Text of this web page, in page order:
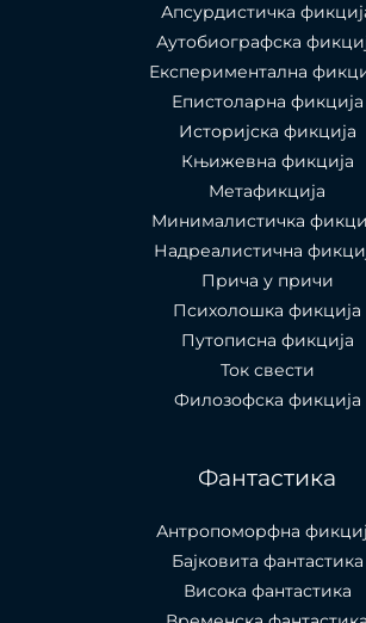
Апсурдистичка
Аутобиографска
Експериментална
Епистоларна фикција
Историјска фикција
Књижевна фикција
Метафикција
Минималистичка
Надреалистична
Прича у причи
Психолошкa фикција
Путописна фикција
Ток свести
Филозофска фикција
Фантастика
Антропоморфна
Бајковита фантастика
Висока фантастика